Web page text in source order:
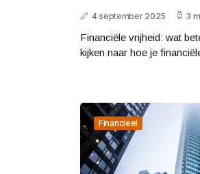
4 september 2025 3
Financiële vrijheid: wat
kijken naar hoe je
Financieel